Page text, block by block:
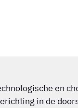
en
in de